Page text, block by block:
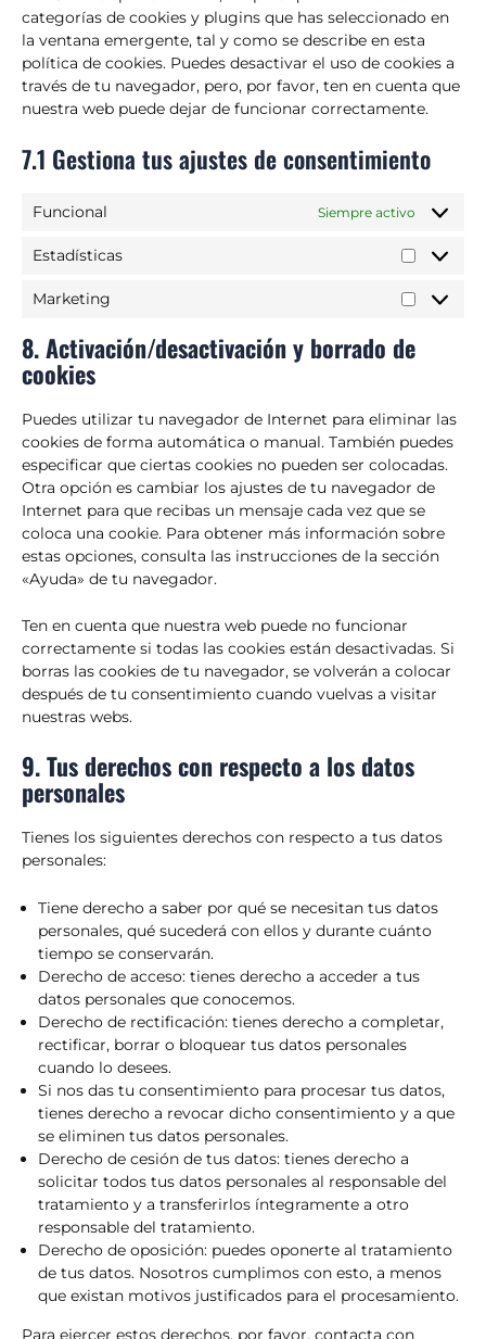
categorías de cookies y plugins que has seleccionado en
la ventana emergente, tal y como se describe en esta
política de cookies. Puedes desactivar el uso de cookies a
través de tu navegador, pero, por favor, ten en cuenta que
nuestra web puede dejar de funcionar correctamente.
7.1 Gestiona tus ajustes de consentimiento
Funcional Siempre activo
Estadísticas
Marketing
8. Activación/desactivación y borrado de
cookies
Puedes utilizar tu navegador de Internet para eliminar las
cookies de forma automática o manual. También puedes
especificar que ciertas cookies no pueden ser colocadas.
Otra opción es cambiar los ajustes de tu navegador de
Internet para que recibas un mensaje cada vez que se
coloca una cookie. Para obtener más información sobre
estas opciones, consulta las instrucciones de la sección
«Ayuda» de tu navegador.
Ten en cuenta que nuestra web puede no funcionar
correctamente si todas las cookies están desactivadas. Si
borras las cookies de tu navegador, se volverán a colocar
después de tu consentimiento cuando vuelvas a visitar
nuestras webs.
9. Tus derechos con respecto a los datos
personales
Tienes los siguientes derechos con respecto a tus datos
personales:
Tiene derecho a saber por qué se necesitan tus datos
personales, qué sucederá con ellos y durante cuánto
tiempo se conservarán.
Derecho de acceso: tienes derecho a acceder a tus
datos personales que conocemos.
Derecho de rectificación: tienes derecho a completar,
rectificar, borrar o bloquear tus datos personales
cuando lo desees.
Si nos das tu consentimiento para procesar tus datos,
tienes derecho a revocar dicho consentimiento y a que
se eliminen tus datos personales.
Derecho de cesión de tus datos: tienes derecho a
solicitar todos tus datos personales al responsable del
tratamiento y a transferirlos íntegramente a otro
responsable del tratamiento.
Derecho de oposición: puedes oponerte al tratamiento
de tus datos. Nosotros cumplimos con esto, a menos
que existan motivos justificados para el procesamiento.
Para ejercer estos derechos, por favor, contacta con